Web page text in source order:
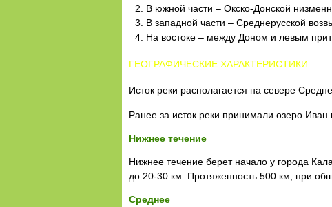
В южной части – Окско-Донской
В западной части – Среднерусской
На востоке – между Доном и левым
ГЕОГРАФИЧЕСКИЕ ХАРАКТЕРИСТИКИ
Исток реки располагается на севере
Ранее за исток реки принимали озеро Иван
Нижнее течение
Нижнее течение берет начало у города
до 20-30 км. Протяженность 500 км, при
Среднее